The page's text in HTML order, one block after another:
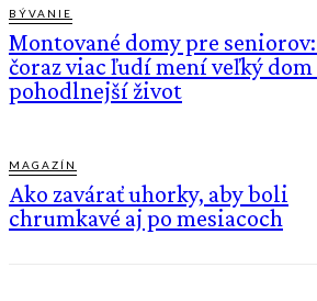
BÝVANIE
Montované domy pre seniorov:
čoraz viac ľudí mení veľký dom
pohodlnejší život
MAGAZÍN
Ako zavárať uhorky, aby boli
chrumkavé aj po mesiacoch